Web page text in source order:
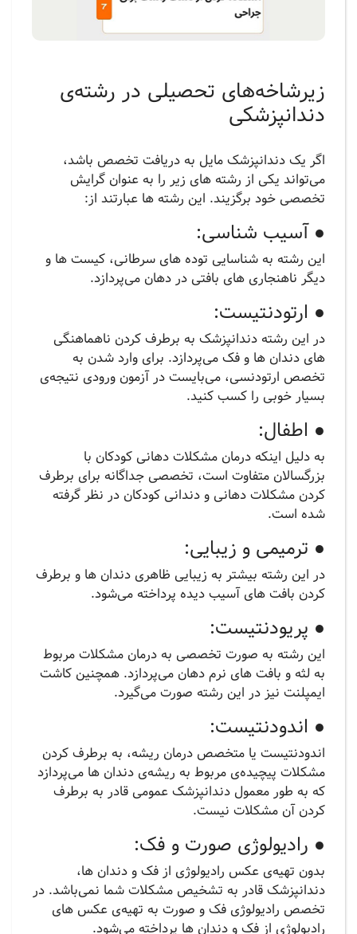
زیرشاخه‌های تحصیلی در رشته‌ی
دندانپزشکی
اگر یک دندانپزشک مایل به دریافت تخصص باشد،
می‌تواند یکی از رشته های زیر را به عنوان گرایش
تخصصی خود برگزیند. این رشته ها عبارتند از:
● آسیب شناسی:
این رشته به شناسایی توده های سرطانی، کیست ها و
دیگر ناهنجاری های بافتی در دهان می‌پردازد.
● ارتودنتیست:
در این رشته دندانپزشک به برطرف کردن ناهماهنگی
های دندان ها و فک می‌پردازد. برای وارد شدن به
تخصص ارتودنسی، می‌بایست در آزمون ورودی نتیجه‌ی
بسیار خوبی را کسب کنید.
● اطفال:
به دلیل اینکه درمان مشکلات دهانی کودکان با
بزرگسالان متفاوت است، تخصصی جداگانه برای برطرف
کردن مشکلات دهانی و دندانی کودکان در نظر گرفته
شده است.
● ترمیمی و زیبایی:
در این رشته بیشتر به زیبایی ظاهری دندان ها و برطرف
کردن بافت های آسیب دیده پرداخته می‌شود.
● پریودنتیست:
این رشته به صورت تخصصی به درمان مشکلات مربوط
به لثه و بافت های نرم دهان می‌پردازد. همچنین کاشت
ایمپلنت نیز در این رشته صورت می‌گیرد.
● اندودنتیست:
اندودنتیست یا متخصص درمان ریشه، به برطرف کردن
مشکلات پیچیده‌ی مربوط به ریشه‌ی دندان ها می‌پردازد
که به طور معمول دندانپزشک عمومی قادر به برطرف
کردن آن مشکلات نیست.
● رادیولوژی صورت و فک:
بدون تهیه‌ی عکس رادیولوژی از فک و دندان ها،
دندانپزشک قادر به تشخیص مشکلات شما نمی‌باشد. در
تخصص رادیولوژی فک و صورت به تهیه‌ی عکس های
رادیولوژی از فک و دندان ها پرداخته می‌شود.